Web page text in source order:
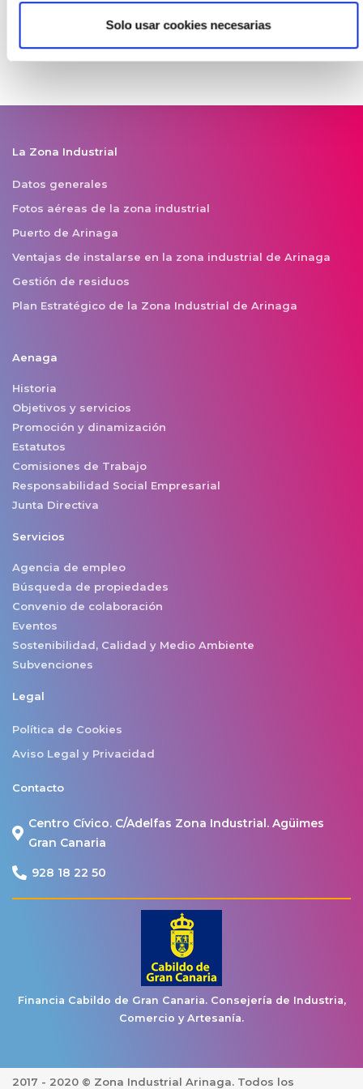
Solo usar cookies necesarias
La Zona Industrial
Datos generales
Fotos aéreas de la zona industrial
Puerto de Arinaga
Ventajas de instalarse en la zona industrial de Arinaga
Gestión de residuos
Plan Estratégico de la Zona Industrial de Arinaga
Aenaga
Historia
Objetivos y servicios
Promoción y dinamización
Estatutos
Comisiones de Trabajo
Responsabilidad Social Empresarial
Junta Directiva
Servicios
Agencia de empleo
Búsqueda de propiedades
Convenio de colaboración
Eventos
Sostenibilidad, Calidad y Medio Ambiente
Subvenciones
Legal
Política de Cookies
Aviso Legal y Privacidad
Contacto
Centro Cívico. C/Adelfas Zona Industrial. Agüimes
Gran Canaria
928 18 22 50
Financia Cabildo de Gran Canaria. Consejería de Industria,
Comercio y Artesanía.
2017 - 2020 © Zona Industrial Arinaga. Todos los